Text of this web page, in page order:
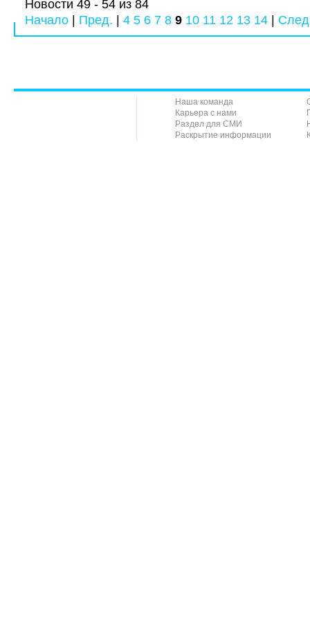
Новости 49 - 54 из 84
Начало
Пред. 4 5 6 7 8 9 10 11 12 13 14
Наша команда
Карьера с нами
Раздел для СМИ
Раскрытие информации